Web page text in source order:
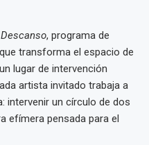
, programa de
transforma el espacio de
lugar de intervención
artista invitado trabaja a
intervenir un círculo de dos
efímera pensada para el